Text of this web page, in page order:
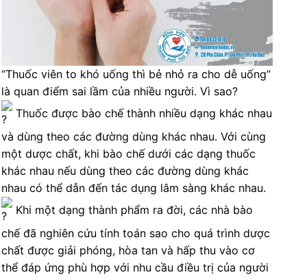
“Thuốc viên to khó uống thì bẻ nhỏ ra cho dễ uống”
là quan điểm sai lầm của nhiều người. Vì sao?
Thuốc được bào chế thành nhiều dạng khác nhau
và dùng theo các đường dùng khác nhau. Với cùng
một dược chất, khi bào chế dưới các dạng thuốc
khác nhau nếu dùng theo các đường dùng khác
nhau có thể dẫn đến tác dụng lâm sàng khác nhau.
Khi một dạng thành phẩm ra đời, các nhà bào
chế đã nghiên cứu tính toán sao cho quá trình dược
chất được giải phóng, hòa tan và hấp thu vào cơ
thể đáp ứng phù hợp với nhu cầu điều trị của người